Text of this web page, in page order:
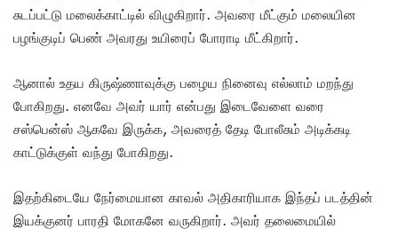
சுடப்பட்டு மலைக்காட்டில் விழுகிறார். அவரை மீட்கும் மலையின
பழங்குடிப் பெண் அவரது உயிரைப் போராடி மீட்கிறார்.
ஆனால் உதய கிருஷ்ணாவுக்கு பழைய நினைவு எல்லாம் மறந்து
போகிறது. எனவே அவர் யார் என்பது இடைவேளை வரை
சஸ்பென்ஸ் ஆகவே இருக்க, அவரைத் தேடி போலீசும் அடிக்கடி
காட்டுக்குள் வந்து போகிறது.
இதற்கிடையே நேர்மையான காவல் அதிகாரியாக இந்தப் படத்தின்
இயக்குனர் பாரதி மோகனே வருகிறார். அவர் தலைமையில்